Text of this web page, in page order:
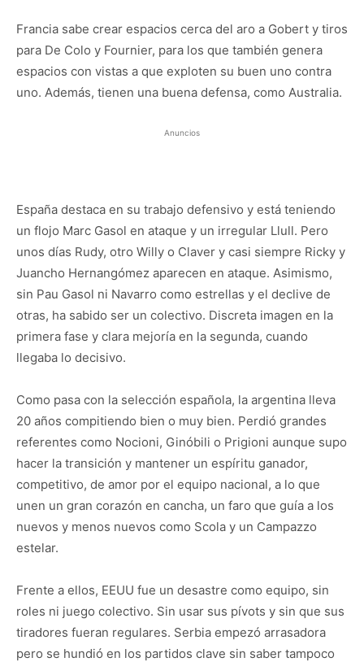
Francia sabe crear espacios cerca del aro a Gobert y tiros
para De Colo y Fournier, para los que también genera
espacios con vistas a que exploten su buen uno contra
uno. Además, tienen una buena defensa, como Australia.
Anuncios
España destaca en su trabajo defensivo y está teniendo
un flojo Marc Gasol en ataque y un irregular Llull. Pero
unos días Rudy, otro Willy o Claver y casi siempre Ricky y
Juancho Hernangómez aparecen en ataque. Asimismo,
sin Pau Gasol ni Navarro como estrellas y el declive de
otras, ha sabido ser un colectivo. Discreta imagen en la
primera fase y clara mejoría en la segunda, cuando
llegaba lo decisivo.
Como pasa con la selección española, la argentina lleva
20 años compitiendo bien o muy bien. Perdió grandes
referentes como Nocioni, Ginóbili o Prigioni aunque supo
hacer la transición y mantener un espíritu ganador,
competitivo, de amor por el equipo nacional, a lo que
unen un gran corazón en cancha, un faro que guía a los
nuevos y menos nuevos como Scola y un Campazzo
estelar.
Frente a ellos, EEUU fue un desastre como equipo, sin
roles ni juego colectivo. Sin usar sus pívots y sin que sus
tiradores fueran regulares. Serbia empezó arrasadora
pero se hundió en los partidos clave sin saber tampoco